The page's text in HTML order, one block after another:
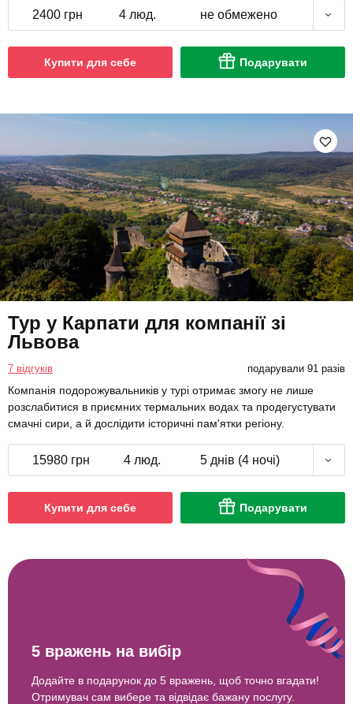
2400 грн 4 люд. не обмежено
Купити для себе Подарувати
Тур у Карпати для компанії зі
Львова
7 відгуків подарували 91 разів
Компанія подорожувальників у турі отримає змогу не лише
розслабитися в приємних термальних водах та продегустувати
смачні сири, а й дослідити історичні пам'ятки регіону.
15980 грн 4 люд. 5 днів (4 ночі)
Купити для себе Подарувати
5 вражень на вибір
Додайте в подарунок до 5 вражень, щоб точно вгадати!
Отримувач сам вибере та відвідає бажану послугу.